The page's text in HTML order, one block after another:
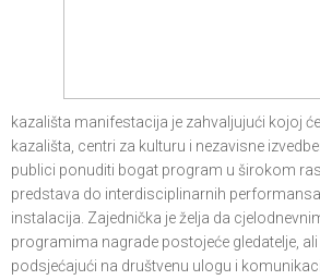
kazališta manifestacija je zahvaljujući kojoj
kazališta, centri za kulturu i nezavisne
publici ponuditi bogat program u širokom
predstava do interdisciplinarnih
instalacija. Zajednička je želja da
programima nagrade postojeće gledatelje,
podsjećajući na društvenu ulogu i